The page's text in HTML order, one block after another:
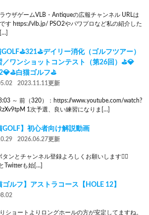
ウザゲームVLB・Antiqueの広報チャンネル URLは
す https://vlb.jp/ PSO2やパワプロなど私の紹介した
GOLF⛳321⛳デイリー消化（ゴルフツアー）
／ワンショットコンテスト（第26回）⛳💎
白猫ゴルフ⛳
2023.11.11更新
～ 前（320）：https://www.youtube.com/watch?
1次予選、良い練習になりま[…]
GOLF】初心者向け解説動画
2026.06.27更新
タンとチャンネル登録よろしくお願いします🙇‍♀️
とTwitterも始[…]
ゴルフ】アストラコース【HOLE 12】
ショートよりロングホールの方が安定してますね。